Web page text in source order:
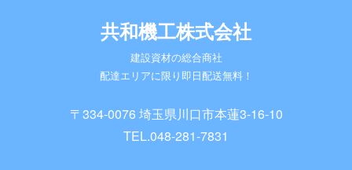
共和機工株式会社
建設資材の総合商社
配達エリアに限り即日配送無料！
〒334-0076 埼玉県川口市本蓮3-16-10
TEL.048-281-7831